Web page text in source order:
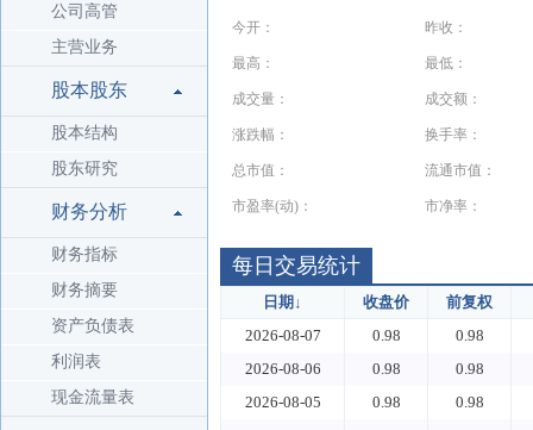
公司高管
主营业务
股本股东
股本结构
股东研究
财务分析
财务指标
财务摘要
资产负债表
利润表
现金流量表
今开： 昨收：
最高： 最低：
成交量： 成交额：
涨跌幅： 换手率：
总市值： 流通市值：
市盈率(动)： 市净率：
每日交易统计
日期↓ 收盘价
前复权
2026-08-07
0.98
0.98
2026-08-06
0.98
0.98
2026-08-05
0.98
0.98